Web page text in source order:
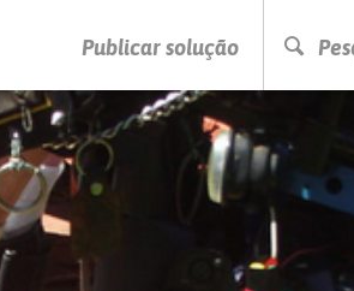
Publicar solução
PRESSIONE ENTER PARA PESQUISAR